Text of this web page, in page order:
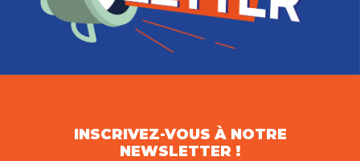
INSCRIVEZ-VOUS À NOTRE
NEWSLETTER !